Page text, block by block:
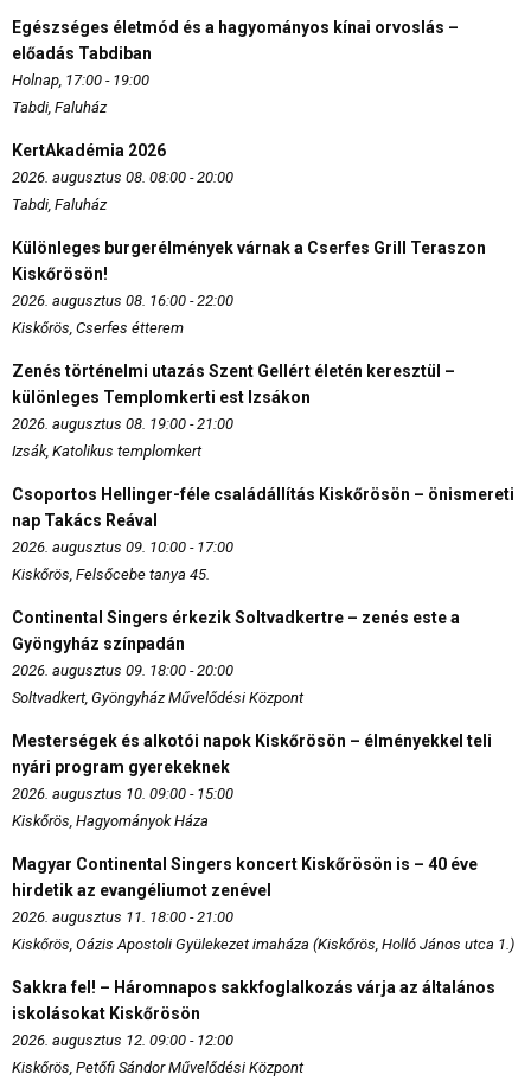
Egészséges életmód és a hagyományos kínai orvoslás –
előadás Tabdiban
Holnap, 17:00 - 19:00
Tabdi, Faluház
KertAkadémia 2026
2026. augusztus 08. 08:00 - 20:00
Tabdi, Faluház
Különleges burgerélmények várnak a Cserfes Grill Teraszon
Kiskőrösön!
2026. augusztus 08. 16:00 - 22:00
Kiskőrös, Cserfes étterem
Zenés történelmi utazás Szent Gellért életén keresztül –
különleges Templomkerti est Izsákon
2026. augusztus 08. 19:00 - 21:00
Izsák, Katolikus templomkert
Csoportos Hellinger-féle családállítás Kiskőrösön – önismereti
nap Takács Reával
2026. augusztus 09. 10:00 - 17:00
Kiskőrös, Felsőcebe tanya 45.
Continental Singers érkezik Soltvadkertre – zenés este a
Gyöngyház színpadán
2026. augusztus 09. 18:00 - 20:00
Soltvadkert, Gyöngyház Művelődési Központ
Mesterségek és alkotói napok Kiskőrösön – élményekkel teli
nyári program gyerekeknek
2026. augusztus 10. 09:00 - 15:00
Kiskőrös, Hagyományok Háza
Magyar Continental Singers koncert Kiskőrösön is – 40 éve
hirdetik az evangéliumot zenével
2026. augusztus 11. 18:00 - 21:00
Kiskőrös, Oázis Apostoli Gyülekezet imaháza (Kiskőrös, Holló János utca 1.)
Sakkra fel! – Háromnapos sakkfoglalkozás várja az általános
iskolásokat Kiskőrösön
2026. augusztus 12. 09:00 - 12:00
Kiskőrös, Petőfi Sándor Művelődési Központ